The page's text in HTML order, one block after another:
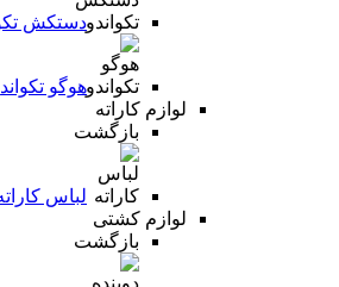
دستکش
هوگو
لوازم کاراته
بازگشت
لباس
لوازم کشتی
بازگشت